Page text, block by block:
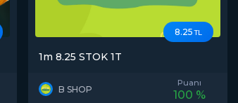
8.25 TL
1m 8.25 STOK 1T
B SHOP
Puanı
100 %